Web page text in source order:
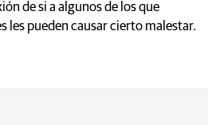
de si a algunos de los que
les pueden causar cierto malestar.